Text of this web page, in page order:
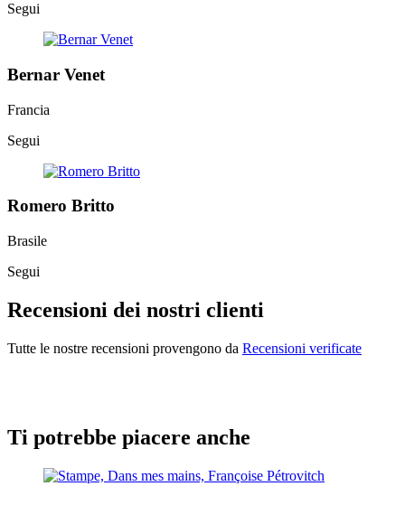
Segui
Bernar Venet
Francia
Segui
Romero Britto
Brasile
Segui
Recensioni dei nostri clienti
Tutte le nostre recensioni provengono da Recensioni verificate
Ti potrebbe piacere anche